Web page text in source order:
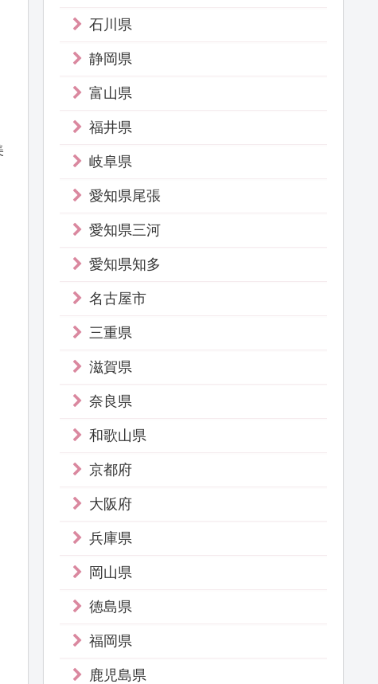
石川県
静岡県
富山県
福井県
岐阜県
愛知県尾張
愛知県三河
愛知県知多
名古屋市
三重県
滋賀県
奈良県
和歌山県
京都府
大阪府
兵庫県
岡山県
徳島県
福岡県
鹿児島県